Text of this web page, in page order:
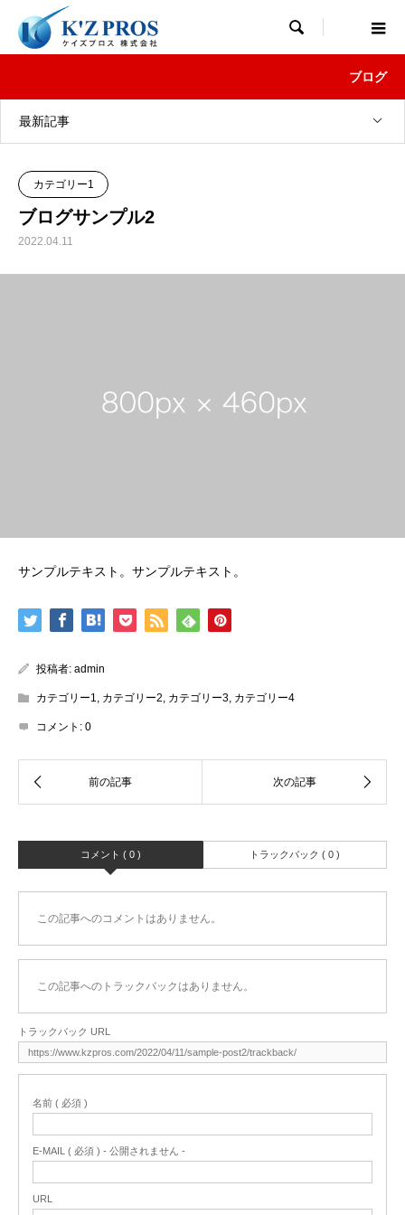

ブログ
最新記事
カテゴリー1
ブログサンプル2
2022.04.11
サンプルテキスト。サンプルテキスト。
投稿者: admin
カテゴリー1, カテゴリー2, カテゴリー3, カテゴリー4
コメント: 0
コメント ( 0 ) トラックバック ( 0 )
この記事へのコメントはありません。
この記事へのトラックバックはありません。
トラックバック URL
名前 ( 必須 )
E-MAIL ( 必須 ) - 公開されません -
URL